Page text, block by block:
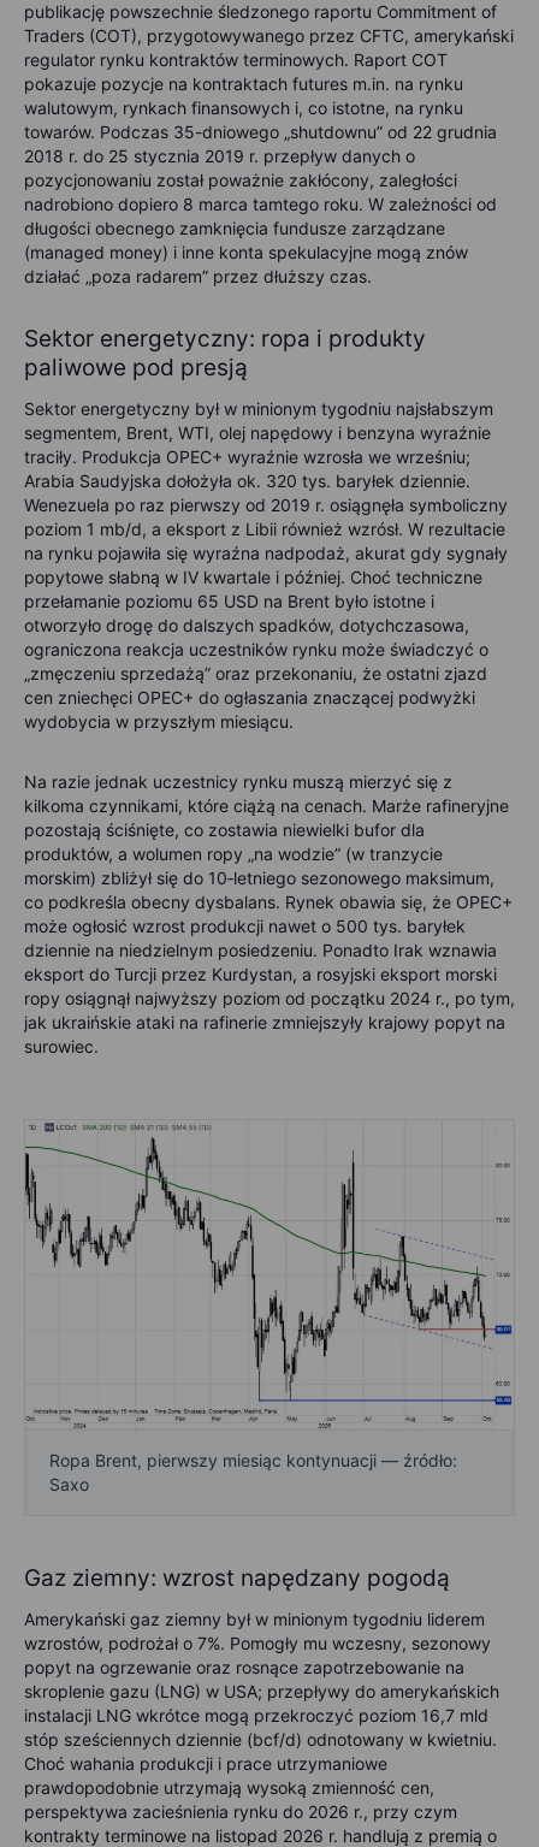
publikację powszechnie śledzonego raportu Commitment of
Traders (COT), przygotowywanego przez CFTC, amerykański
regulator rynku kontraktów terminowych. Raport COT
pokazuje pozycje na kontraktach futures m.in. na rynku
walutowym, rynkach finansowych i, co istotne, na rynku
towarów. Podczas 35-dniowego „shutdownu” od 22 grudnia
2018 r. do 25 stycznia 2019 r. przepływ danych o
pozycjonowaniu został poważnie zakłócony, zaległości
nadrobiono dopiero 8 marca tamtego roku. W zależności od
długości obecnego zamknięcia fundusze zarządzane
(managed money) i inne konta spekulacyjne mogą znów
działać „poza radarem” przez dłuższy czas.
Sektor energetyczny: ropa i produkty
paliwowe pod presją
Sektor energetyczny był w minionym tygodniu najsłabszym
segmentem, Brent, WTI, olej napędowy i benzyna wyraźnie
traciły. Produkcja OPEC+ wyraźnie wzrosła we wrześniu;
Arabia Saudyjska dołożyła ok. 320 tys. baryłek dziennie.
Wenezuela po raz pierwszy od 2019 r. osiągnęła symboliczny
poziom 1 mb/d, a eksport z Libii również wzrósł. W rezultacie
na rynku pojawiła się wyraźna nadpodaż, akurat gdy sygnały
popytowe słabną w IV kwartale i później. Choć techniczne
przełamanie poziomu 65 USD na Brent było istotne i
otworzyło drogę do dalszych spadków, dotychczasowa,
ograniczona reakcja uczestników rynku może świadczyć o
„zmęczeniu sprzedażą” oraz przekonaniu, że ostatni zjazd
cen zniechęci OPEC+ do ogłaszania znaczącej podwyżki
wydobycia w przyszłym miesiącu.
Na razie jednak uczestnicy rynku muszą mierzyć się z
kilkoma czynnikami, które ciążą na cenach. Marże rafineryjne
pozostają ściśnięte, co zostawia niewielki bufor dla
produktów, a wolumen ropy „na wodzie” (w tranzycie
morskim) zbliżył się do 10‑letniego sezonowego maksimum,
co podkreśla obecny dysbalans. Rynek obawia się, że OPEC+
może ogłosić wzrost produkcji nawet o 500 tys. baryłek
dziennie na niedzielnym posiedzeniu. Ponadto Irak wznawia
eksport do Turcji przez Kurdystan, a rosyjski eksport morski
ropy osiągnął najwyższy poziom od początku 2024 r., po tym,
jak ukraińskie ataki na rafinerie zmniejszyły krajowy popyt na
surowiec.
Ropa Brent, pierwszy miesiąc kontynuacji — źródło:
Saxo
Gaz ziemny: wzrost napędzany pogodą
Amerykański gaz ziemny był w minionym tygodniu liderem
wzrostów, podrożał o 7%. Pomogły mu wczesny, sezonowy
popyt na ogrzewanie oraz rosnące zapotrzebowanie na
skroplenie gazu (LNG) w USA; przepływy do amerykańskich
instalacji LNG wkrótce mogą przekroczyć poziom 16,7 mld
stóp sześciennych dziennie (bcf/d) odnotowany w kwietniu.
Choć wahania produkcji i prace utrzymaniowe
prawdopodobnie utrzymają wysoką zmienność cen,
perspektywa zacieśnienia rynku do 2026 r., przy czym
kontrakty terminowe na listopad 2026 r. handlują z premią o